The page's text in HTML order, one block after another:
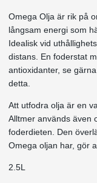
Omega Olja är rik på
långsam energi som
Idealisk vid
distans. En foderstat
antioxidanter, se
detta.
Att utfodra olja är en
Alltmer används även
foderdieten. Den
Omega oljan har, gör
2.5L